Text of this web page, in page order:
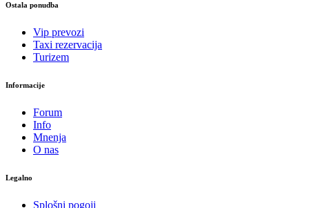
Ostala ponudba
Vip prevozi
Taxi rezervacija
Turizem
Informacije
Forum
Info
Mnenja
O nas
Legalno
Splošni pogoji